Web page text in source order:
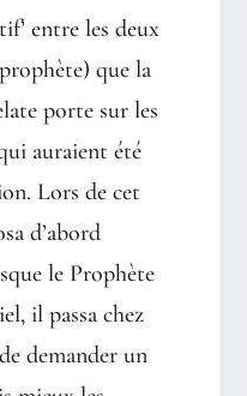
entre les deux
que la
porte sur les
auraient été
Lors de cet
d’abord
le Prophète
il passa chez
demander un